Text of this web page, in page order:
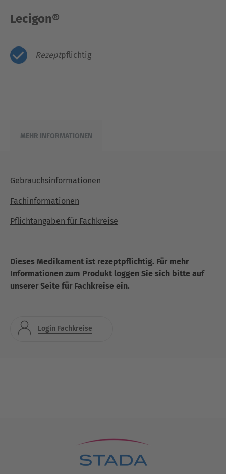
Lecigon®
Rezeptpflichtig
MEHR INFORMATIONEN
Gebrauchsinformationen
Fachinformationen
Pflichtangaben für Fachkreise
Dieses Medikament ist rezeptpflichtig. Für mehr
Informationen zum Produkt loggen Sie sich bitte auf
unserer Seite für Fachkreise ein.
Login Fachkreise